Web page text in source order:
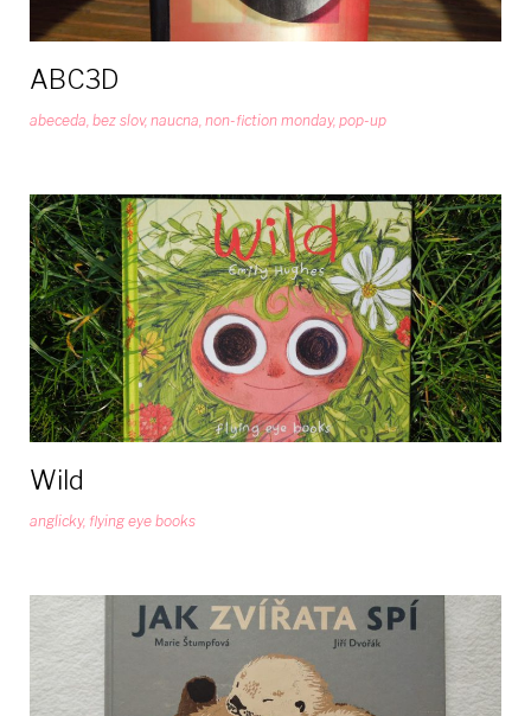
ABC3D
abeceda bez slov, naucna non-fiction monday, pop-up
Wild
anglicky, flying eye books